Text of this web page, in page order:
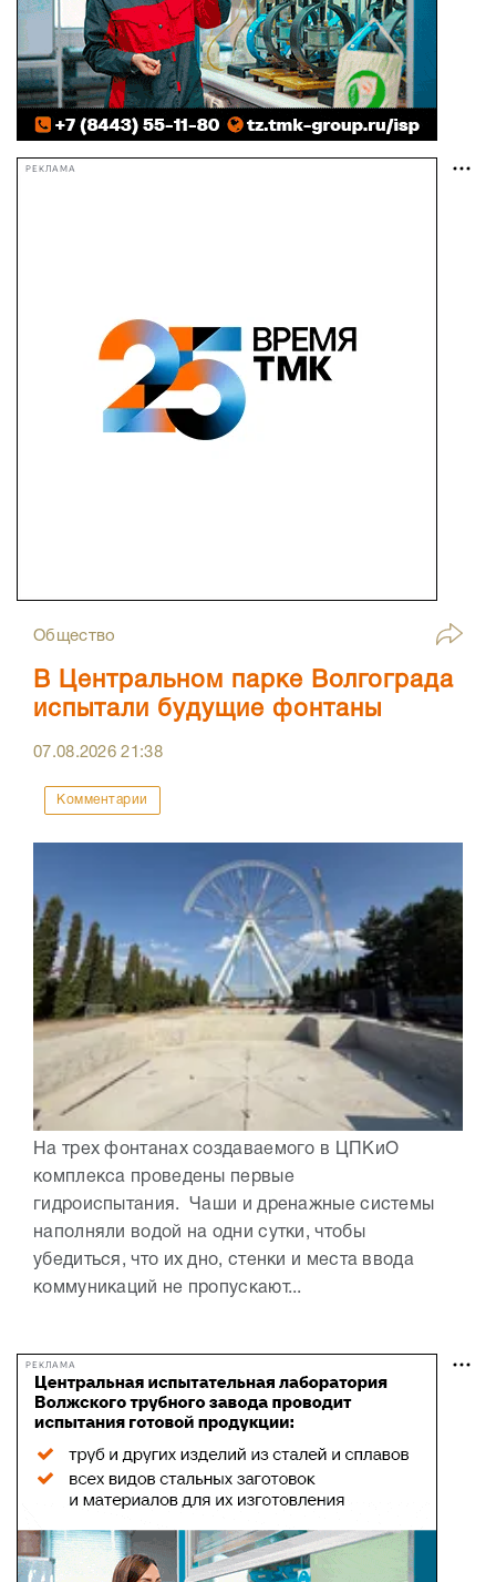
РЕКЛАМА
Общество
В Центральном парке Волгограда
испытали будущие фонтаны
07.08.202621:38
Комментарии
На трех фонтанах создаваемого в ЦПКиО
комплекса проведены первые
гидроиспытания. Чаши и дренажные системы
наполняли водой на одни сутки, чтобы
убедиться, что их дно, стенки и места ввода
коммуникаций не пропускают...
РЕКЛАМА